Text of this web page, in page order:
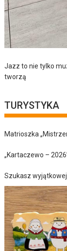
Jazz to nie tylko
tworzą
TURYSTYKA
Matrioszka
„Kartaczewo –
Szukasz